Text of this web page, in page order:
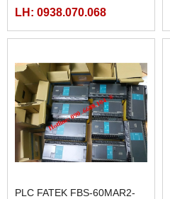
LH: 0938.070.068
PLC FATEK FBS-60MAR2-